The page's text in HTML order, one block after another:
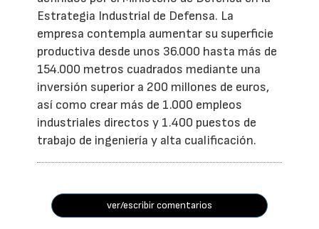
Estrategia Industrial de Defensa. La
empresa contempla aumentar su superficie
productiva desde unos 36.000 hasta más de
154.000 metros cuadrados mediante una
inversión superior a 200 millones de euros,
así como crear más de 1.000 empleos
industriales directos y 1.400 puestos de
trabajo de ingeniería y alta cualificación.
ver/escribir comentarios